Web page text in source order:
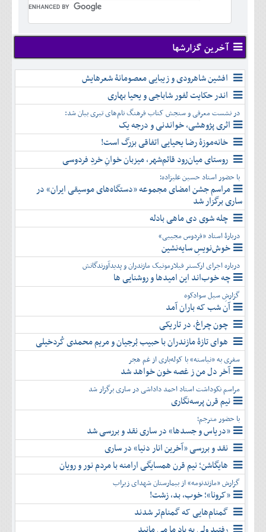
دی
بهمن
اسفند
آبان
آذر
دی
بهمن
اسفند
شهريور
مهر
آبان
آذر
دی
بهمن
اسفند
تير
مرداد
شهريور
مهر
آبان
آذر
دی
بهمن
اسفند
آخرین گزارشها
افشین شاهرودی و زیبایی معصومانۀ شعرهایش
اندر حکایت لفور شاباجی و یحیا بهاری
در نشست معرفی و سنجش کتاب فرهنگ نام‌های تبری بیان شد:
اثری پژوهشی، خواندنی و درجه یک
خانه‌موزۀ رضا یحیایی اتفاقی بزرگ است!
روستای میان‌رود قائم‌شهر، میزبان خوانِ خردِ فردوسی
با حضور استاد حسین علیزاده؛
مراسم جشن امضای مجموعه «دستگاه‌های موسیقی ایران» در
ساری برگزار شد
چله شوی دی ماهی بادله
دربارۀ استاد «فردوس مجیبی»
خوش‌نویسِ سایه‌نشین
درباره اجرای ارکستر فیلارمونیک مازندران و پدیدآورندگانش
چه خوب‌اند این امیدها و روشنایی ها
گزارشِ سیل سوادکوه
آن شب که باران آمد
چون چراغ، در تاریکی
هوای تازۀ مازندران با حبیب بُرجیان و مریم محمدی کُردخیلی
سفری به «نیاسته» با کوله‌باری از غم هجر
آخر دل من ز غصه خون خواهد شد
مراسم نکوداشت استاد احمد داداشی در ساری برگزار شد
نیم قرن پرسه‌نگاری
با حضور مترجم؛
«دریاس و جسدها» در ساری نقد و بررسی شد
نقد و بررسی «آخرین انار دنیا» در ساری
هایگاشن؛ نیم قرن همسایگی ارامنه با مردم نور و رویان
گزارش «مازندنومه» از بیمارستان شهدای زیراب
«کرونا»؛ خوب، بد، زشت!
گمنام‌هایی که گمنام‌تر شدند